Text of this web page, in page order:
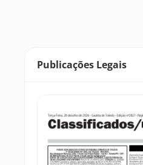
Publicações Legais